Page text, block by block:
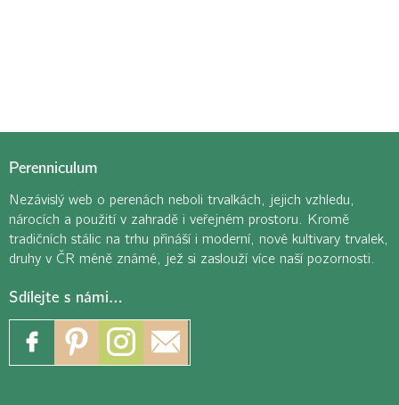
Perenniculum
Nezávislý web o perenách neboli trvalkách, jejich vzhledu,
nárocích a použití v zahradě i veřejném prostoru. Kromě
tradičních stálic na trhu přináší i moderní, nové kultivary trvalek,
druhy v ČR méně známé, jež si zaslouží více naší pozornosti.
Sdílejte s námi…